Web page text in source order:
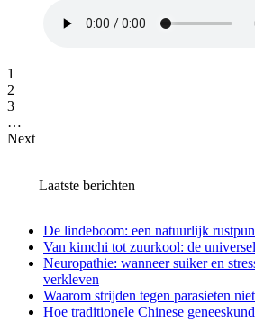
1
2
3
…
Next
Laatste berichten
De lindeboom: een natuurlijk
Van kimchi tot zuurkool: de
Neuropathie: wanneer suiker en
verkleven
Waarom strijden tegen parasieten
Hoe traditionele Chinese